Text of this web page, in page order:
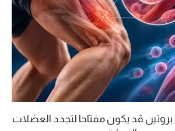
قد يكون مفتاحا لتجدد العضلات